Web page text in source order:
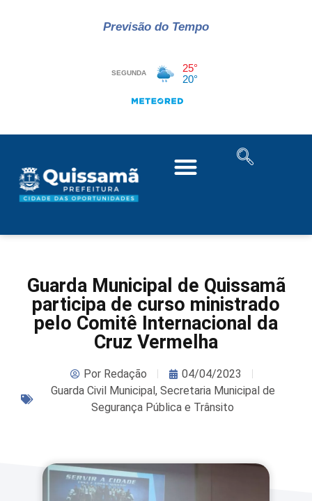
Previsão do Tempo
Guarda Municipal de Quissamã
participa de curso ministrado
pelo Comitê Internacional da
Cruz Vermelha
PorRedação
04/04/2023
Guarda Civil Municipal, Secretaria Municipal de
Segurança Pública e Trânsito